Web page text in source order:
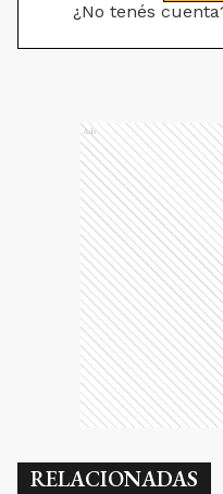
¿No tenés
Ads
RELACIONADAS